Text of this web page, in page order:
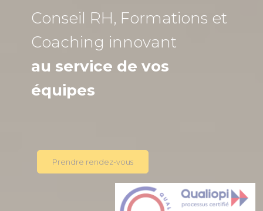
Conseil RH, Formations et
Coaching innovant
au service de vos
équipes
Prendre rendez-vous